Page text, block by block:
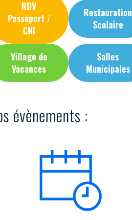
RDV
Passeport /
CNI
Restauration
Scolaire
Village de
Vacances
Salles
Municipales
évènements :